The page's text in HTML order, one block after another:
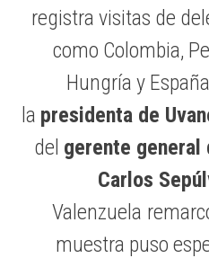
registra visitas de
como Colombia,
Hungría y
la presidenta de
del gerente general
Carlos
Valenzuela
muestra puso